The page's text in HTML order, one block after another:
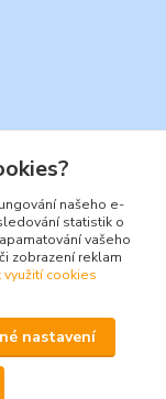
našeho e-
statistik o
vašeho
zobrazení reklam
využití cookies
nastavení